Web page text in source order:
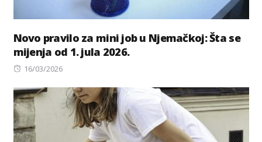
Novo pravilo za mini job u Njemačkoj: Šta se
mijenja od 1. jula 2026.
Posted
16/03/2026